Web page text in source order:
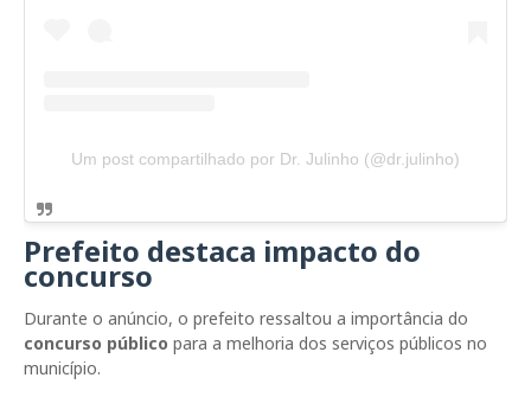
Um post compartilhado por Dr. Julinho (@dr.julinho)
Prefeito destaca impacto do
concurso
Durante o anúncio, o prefeito ressaltou a importância do
concurso público para a melhoria dos serviços públicos no
município.